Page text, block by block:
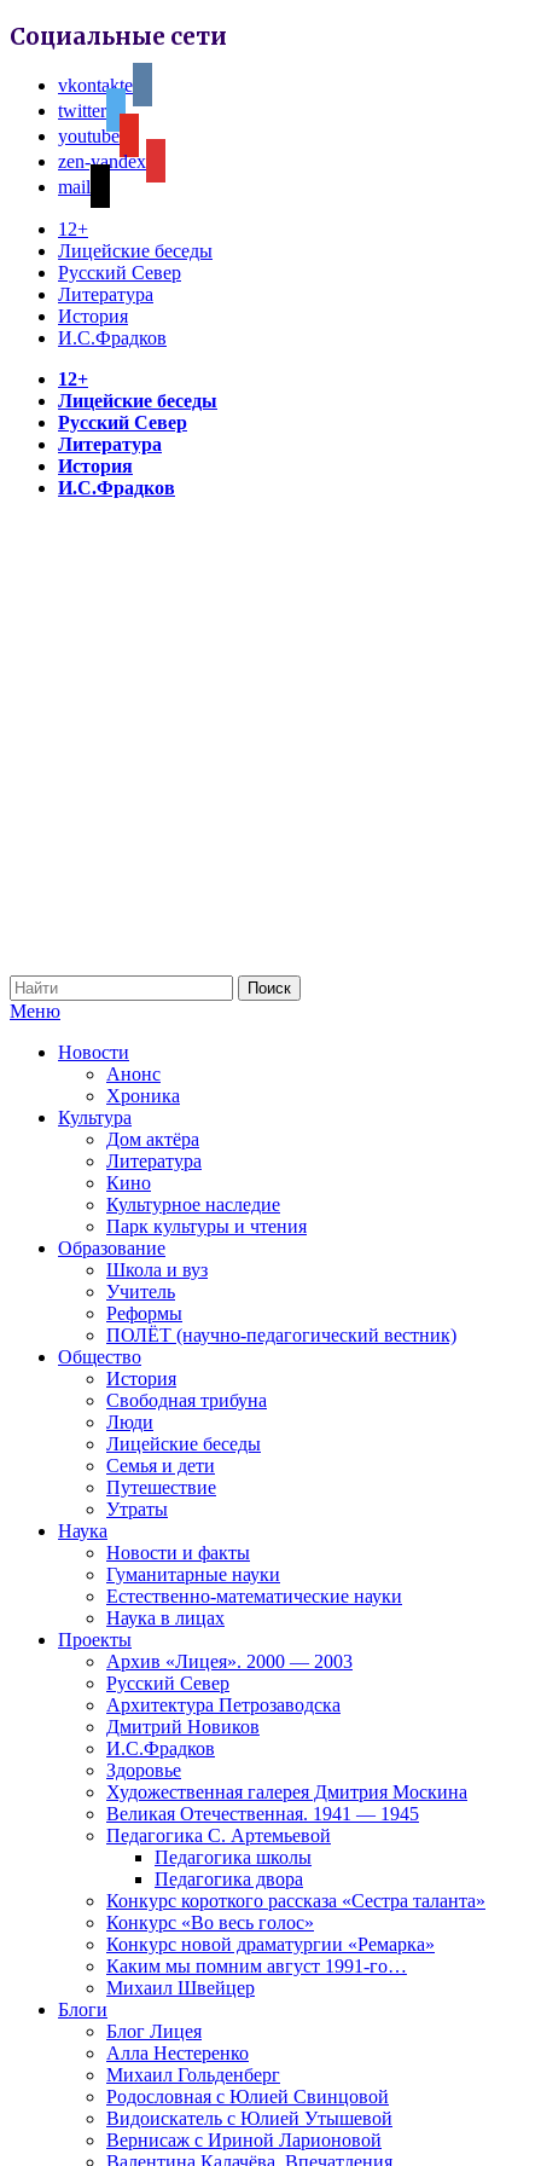
Социальные сети
vkontakte
twitter
youtube
zen-yandex
mail
12+
Лицейские беседы
Русский Север
Литература
История
И.С.Фрадков
12+
Лицейские беседы
Русский Север
Литература
История
И.С.Фрадков
Меню
Новости
Анонс
Хроника
Культура
Дом актёра
Литература
Кино
Культурное наследие
Парк культуры и чтения
Образование
Школа и вуз
Учитель
Реформы
ПОЛЁТ (научно-педагогический вестник)
Общество
История
Свободная трибуна
Люди
Лицейские беседы
Семья и дети
Путешествие
Утраты
Наука
Новости и факты
Гуманитарные науки
Естественно-математические науки
Наука в лицах
Проекты
Архив «Лицея». 2000 — 2003
Русский Север
Архитектура Петрозаводска
Дмитрий Новиков
И.С.Фрадков
Здоровье
Художественная галерея Дмитрия Москина
Великая Отечественная. 1941 — 1945
Педагогика С. Артемьевой
Педагогика школы
Педагогика двора
Конкурс короткого рассказа «Сестра таланта»
Конкурс «Во весь голос»
Конкурс новой драматургии «Ремарка»
Каким мы помним август 1991-го…
Михаил Швейцер
Блоги
Блог Лицея
Алла Нестеренко
Михаил Гольденберг
Родословная с Юлией Свинцовой
Видоискатель с Юлией Утышевой
Вернисаж с Ириной Ларионовой